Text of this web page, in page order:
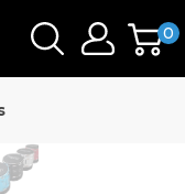
0